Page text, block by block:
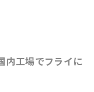
内工場でフライに